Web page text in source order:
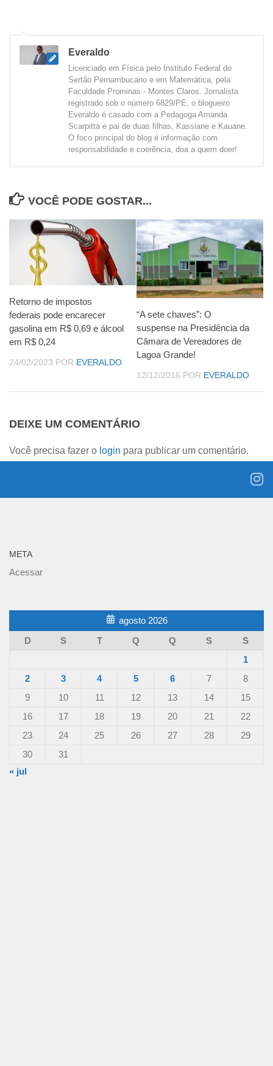
Everaldo
Licenciado em Física pelo Instituto Federal do
Sertão Pernambucano e em Matemática, pela
Faculdade Prominas - Montes Claros. Jornalista
registrado sob o número 6829/PE, o blogueiro
Everaldo é casado com a Pedagoga Amanda
Scarpitta e pai de duas filhas, Kassiane e Kauane.
O foco principal do blog é informação com
responsabilidade e coerência, doa a quem doer!
VOCÊ PODE GOSTAR...
Retorno de impostos
federais pode encarecer
gasolina em R$ 0,69 e álcool
em R$ 0,24
24/02/2023 POR EVERALDO
“A sete chaves”: O
suspense na Presidência da
Câmara de Vereadores de
Lagoa Grande!
12/12/2016 POR EVERALDO
DEIXE UM COMENTÁRIO
Você precisa fazer o login para publicar um comentário.
META
Acessar
agosto 2026
D
S T Q Q S
S
1
2
3 4 5 6 7
8
9
10 11 12 13 14
15
16
17 18 19 20 21
22
23
24 25 26 27 28
29
30
31
« jul